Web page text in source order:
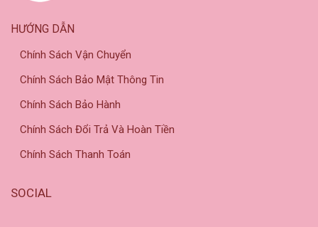
HƯỚNG DẪN
Chính Sách Vận Chuyển
Chính Sách Bảo Mật Thông Tin
Chính Sách Bảo Hành
Chính Sách Đổi Trả Và Hoàn Tiền
Chính Sách Thanh Toán
SOCIAL